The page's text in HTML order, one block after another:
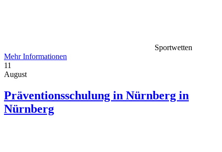
Sportwetten
Mehr Informationen
11
August
Präventionsschulung in Nürnberg in
Nürnberg